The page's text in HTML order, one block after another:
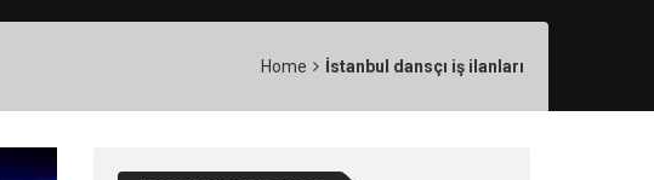
Home İstanbul dansçı iş ilanları